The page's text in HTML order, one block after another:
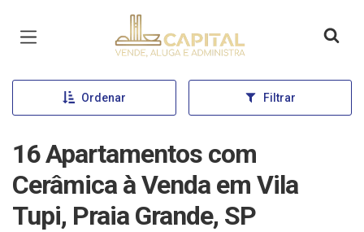
Página inicial
Ordenar Filtrar
16 Apartamentos com
Cerâmica à Venda em Vila
Tupi, Praia Grande, SP